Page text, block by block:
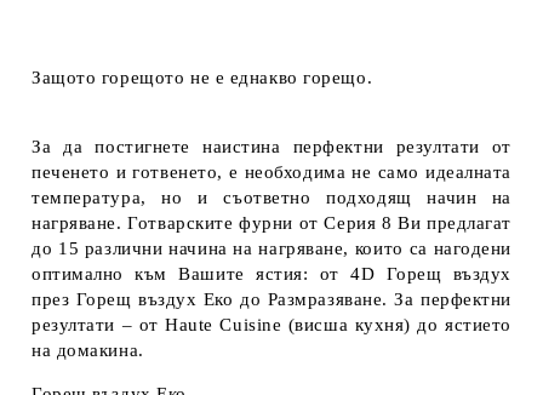
Защото горещото не е еднакво горещо.
За да постигнете наистина перфектни резултати от
печенето и готвенето, е необходима не само идеалната
температура, но и съответно подходящ начин на
нагряване. Готварските фурни от Серия 8 Ви предлагат
до 15 различни начина на нагряване, които са нагодени
оптимално към Вашите ястия: от 4D Горещ въздух
през Горещ въздух Еко до Размразяване. За перфектни
резултати – от Haute Cuisine (висша кухня) до ястието
на домакина.